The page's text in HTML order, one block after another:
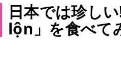
日本では珍し
lộn」を食べて